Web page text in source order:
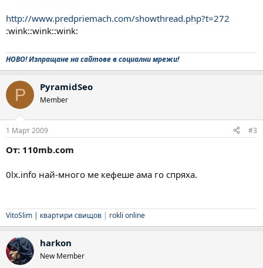
http://www.predpriemach.com/showthread.php?t=272
:wink::wink::wink:
НОВО! Изпращане на сайтове в социални мрежи!
P PyramidSeo
Member
1 Март 2009 #3
От: 110mb.com
0lx.info най-много ме кефеше ама го спряха.
VitoSlim | квартири свищов | rokli online
harkon
New Member